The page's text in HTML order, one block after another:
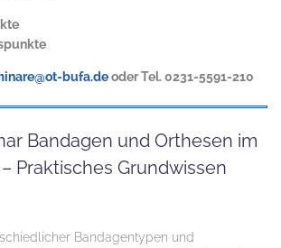
bufa.deoder Tel. 0231-5591-210
Bandagen und Orthesen im
Praktisches Grundwissen
Bandagentypen und